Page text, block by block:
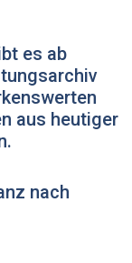
es ab
aus heutiger
nach